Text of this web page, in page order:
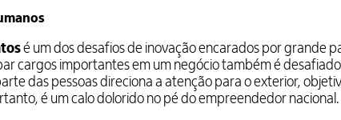
é um dos desafios de inovação encarados por grande
cargos importantes em um negócio também é
das pessoas direciona a atenção para o exterior,
é um calo dolorido no pé do empreendedor nacional.